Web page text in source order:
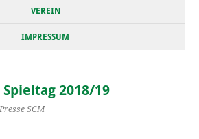
VEREIN
IMPRESSUM
2018/19
SCM